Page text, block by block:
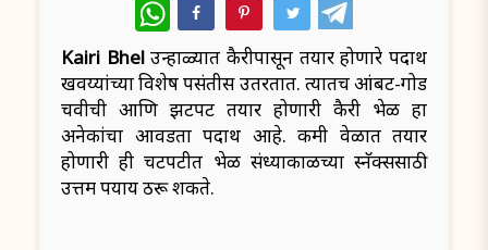
WhatsApp
Kairi Bhel उन्हाळ्यात कैरीपासून तयार होणारे पदार्थ
खवय्यांच्या विशेष पसंतीस उतरतात. त्यातच आंबट-गोड
चवीची आणि झटपट तयार होणारी कैरी भेळ हा
अनेकांचा आवडता पदार्थ आहे. कमी वेळात तयार
होणारी ही चटपटीत भेळ संध्याकाळच्या स्नॅक्ससाठी
उत्तम पर्याय ठरू शकते.